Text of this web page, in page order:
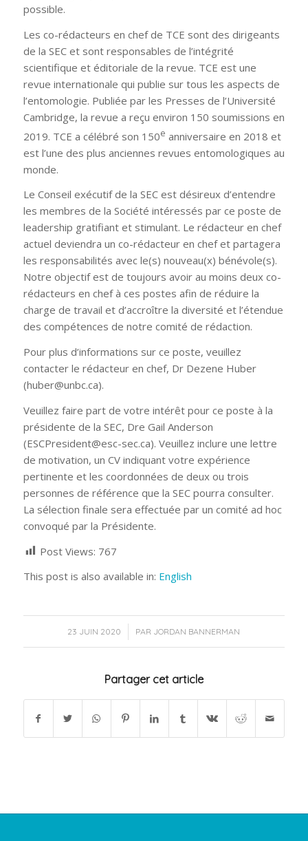
possible.
Les co-rédacteurs en chef de TCE sont des dirigeants
de la SEC et sont responsables de l’intégrité
scientifique et éditoriale de la revue. TCE est une
revue internationale qui publie sur tous les aspects de
l’entomologie. Publiée par les Presses de l’Université
Cambridge, la revue a reçu environ 150 soumissions en
2019. TCE a célébré son 150e anniversaire en 2018 et
est l’une des plus anciennes revues entomologiques au
monde.
Le Conseil exécutif de la SEC est désireux d’entendre
les membres de la Société intéressés par ce poste de
leadership gratifiant et stimulant. Le rédacteur en chef
actuel deviendra un co-rédacteur en chef et partagera
les responsabilités avec le(s) nouveau(x) bénévole(s).
Notre objectif est de toujours avoir au moins deux co-
rédacteurs en chef à ces postes afin de réduire la
charge de travail et d’accroître la diversité et l’étendue
des compétences de notre comité de rédaction.
Pour plus d’informations sur ce poste, veuillez
contacter le rédacteur en chef, Dr Dezene Huber
(huber@unbc.ca).
Veuillez faire part de votre intérêt pour ce poste à la
présidente de la SEC, Dre Gail Anderson
(ESCPresident@esc-sec.ca). Veuillez inclure une lettre
de motivation, un CV indiquant votre expérience
pertinente et les coordonnées de deux ou trois
personnes de référence que la SEC pourra consulter.
La sélection finale sera effectuée par un comité ad hoc
convoqué par la Présidente.
Post Views: 767
This post is also available in: English
23 JUIN 2020
/ PAR JORDAN BANNERMAN
Partager cet article